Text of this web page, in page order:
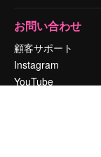
お問い合わせ
顧客サポート
Instagram
YouTube